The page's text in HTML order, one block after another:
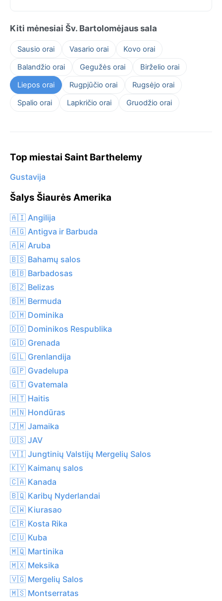
Kiti mėnesiai Šv. Bartolomėjaus sala
Sausio orai Vasario orai
Kovo orai
Balandžio orai
Gegužės orai
Birželio orai
Liepos orai
Rugpjūčio orai
Rugsėjo orai
Spalio orai
Lapkričio orai Gruodžio orai
Top miestai Saint Barthelemy
Gustavija
Šalys Šiaurės Amerika
🇦🇮 Angilija
🇦🇬 Antigva ir Barbuda
🇦🇼 Aruba
🇧🇸 Bahamų salos
🇧🇧 Barbadosas
🇧🇿 Belizas
🇧🇲 Bermuda
🇩🇲 Dominika
🇩🇴 Dominikos Respublika
🇬🇩 Grenada
🇬🇱 Grenlandija
🇬🇵 Gvadelupa
🇬🇹 Gvatemala
🇭🇹 Haitis
🇭🇳 Hondūras
🇯🇲 Jamaika
🇺🇸 JAV
🇻🇮 Jungtinių Valstijų Mergelių Salos
🇰🇾 Kaimanų salos
🇨🇦 Kanada
🇧🇶 Karibų Nyderlandai
🇨🇼 Kiurasao
🇨🇷 Kosta Rika
🇨🇺 Kuba
🇲🇶 Martinika
🇲🇽 Meksika
🇻🇬 Mergelių Salos
🇲🇸 Montserratas